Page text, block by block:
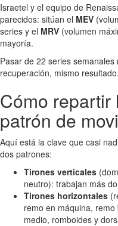
Israetel y el equipo de
parecidos: sitúan el MEV
series y el MRV (volumen
mayoría.
Pasar de 22 series
recuperación, mismo resultado.
Cómo
patrón de
Aquí está la clave que casi
dos patrones:
Tirones verticales
neutro): trabajan más
Tirones horizontales
remo en máquina,
medio, romboides y